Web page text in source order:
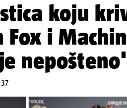
koju
i
nepošteno'